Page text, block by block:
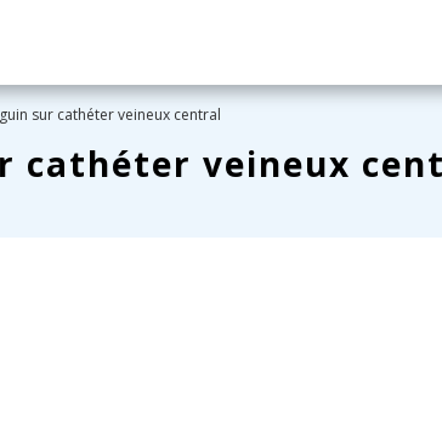
sur cathéter veineux central
cathéter veineux